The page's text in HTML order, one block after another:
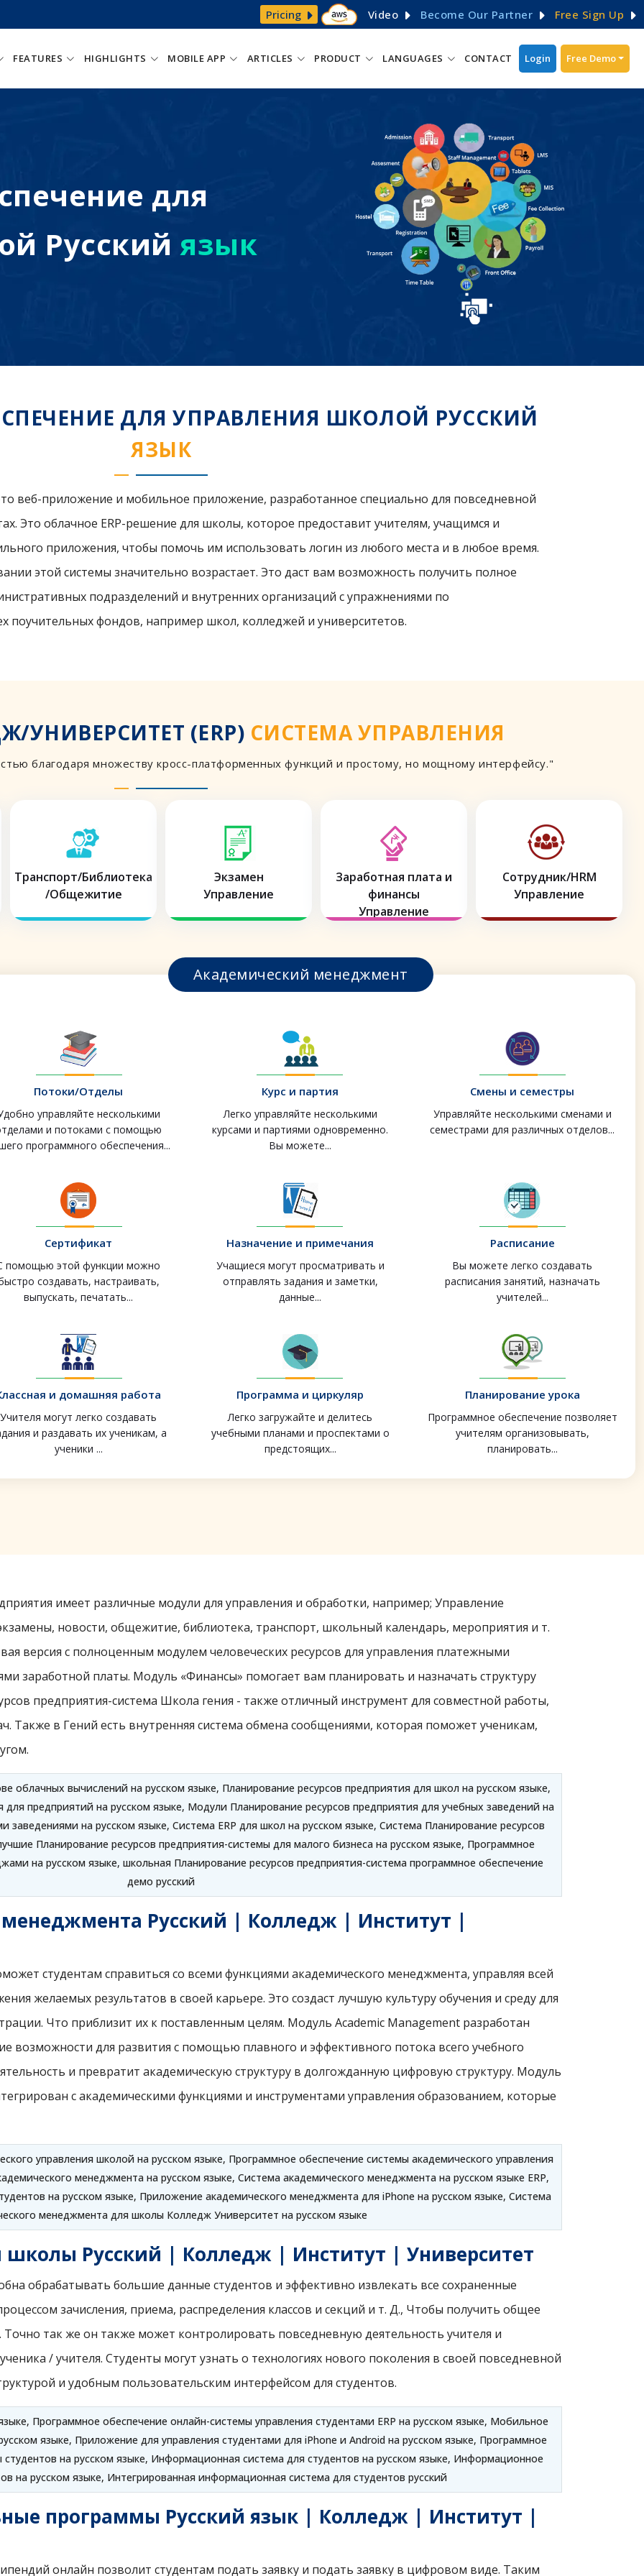
Pricing Video Become Our Partner Free Sign Up
FEATURES HIGHLIGHTS MOBILE APP ARTICLES PRODUCT LANGUAGES CONTACT Login Free Demo
для
Русский язык
ДЛЯ УПРАВЛЕНИЯ ШКОЛОЙ РУССКИЙ
ЯЗЫК
веб-приложение и мобильное приложение, разработанное специально для повседневной
Это облачное ERP-решение для школы, которое предоставит учителям, учащимся и
приложения, чтобы помочь им использовать логин из любого места и в любое время.
этой системы значительно возрастает. Это даст вам возможность получить полное
подразделений и внутренних организаций с упражнениями по
поучительных фондов, например школ, колледжей и университетов.
(ERP) СИСТЕМА УПРАВЛЕНИЯ
благодаря множеству кросс-платформенных функций и простому, но мощному интерфейсу."
Транспорт/Библиотека
/Общежитие
Экзамен
Управление
Заработная плата и
финансы
Управление
Сотрудник/HRM
Управление
Академический менеджмент
Потоки/Отделы
управляйте несколькими
и потоками с помощью
программного обеспечения...
Курс и партия
Легко управляйте несколькими
курсами и партиями одновременно.
Вы можете...
Смены и семестры
Управляйте несколькими сменами и
семестрами для различных отделов...
Сертификат
помощью этой функции можно
создавать, настраивать,
выпускать, печатать...
Назначение и примечания
Учащиеся могут просматривать и
отправлять задания и заметки,
данные...
Расписание
Вы можете легко создавать
расписания занятий, назначать
учителей...
и домашняя работа
Учителя могут легко создавать
и раздавать их ученикам, а
ученики ...
Программа и циркуляр
Легко загружайте и делитесь
учебными планами и проспектами о
предстоящих...
Планирование урока
Программное обеспечение позволяет
учителям организовывать,
планировать...
имеет различные модули для управления и обработки, например; Управление
новости, общежитие, библиотека, транспорт, школьный календарь, мероприятия и т.
версия с полноценным модулем человеческих ресурсов для управления платежными
заработной платы. Модуль «Финансы» помогает вам планировать и назначать структуру
предприятия-система Школа гения - также отличный инструмент для совместной работы,
Также в Гений есть внутренняя система обмена сообщениями, которая поможет ученикам,
облачных вычислений на русском языке, Планирование ресурсов предприятия для школ на русском языке,
предприятий на русском языке, Модули Планирование ресурсов предприятия для учебных заведений на
заведениями на русском языке, Система ERP для школ на русском языке, Система Планирование ресурсов
Планирование ресурсов предприятия-системы для малого бизнеса на русском языке, Программное
на русском языке, школьная Планирование ресурсов предприятия-система программное обеспечение
демо русский
Русский | Колледж | Институт |
студентам справиться со всеми функциями академического менеджмента, управляя всей
желаемых результатов в своей карьере. Это создаст лучшую культуру обучения и среду для
Что приблизит их к поставленным целям. Модуль Academic Management разработан
возможности для развития с помощью плавного и эффективного потока всего учебного
и превратит академическую структуру в долгожданную цифровую структуру. Модуль
с академическими функциями и инструментами управления образованием, которые
управления школой на русском языке, Программное обеспечение системы академического управления
менеджмента на русском языке, Система академического менеджмента на русском языке ERP,
на русском языке, Приложение академического менеджмента для iPhone на русском языке, Система
менеджмента для школы Колледж Университет на русском языке
школы Русский | Колледж | Институт | Университет
обрабатывать большие данные студентов и эффективно извлекать все сохраненные
зачисления, приема, распределения классов и секций и т. Д., Чтобы получить общее
Точно так же он также может контролировать повседневную деятельность учителя и
/ учителя. Студенты могут узнать о технологиях нового поколения в своей повседневной
и удобным пользовательским интерфейсом для студентов.
Программное обеспечение онлайн-системы управления студентами ERP на русском языке, Мобильное
языке, Приложение для управления студентами для iPhone и Android на русском языке, Программное
на русском языке, Информационная система для студентов на русском языке, Информационное
на русском языке, Интегрированная информационная система для студентов русский
программы Русский язык | Колледж | Институт |
онлайн позволит студентам подать заявку и подать заявку в цифровом виде. Таким